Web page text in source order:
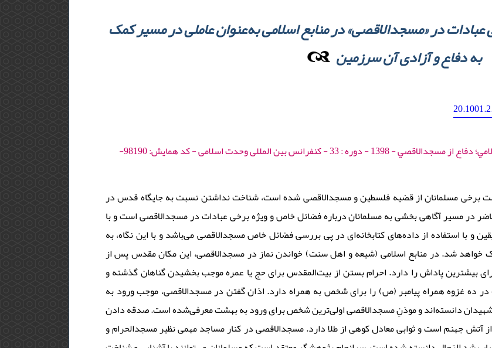
در «مسجدالاقصی» در منابع اسلامی به‌عنوان عاملی در مسیر کمک
به دفاع و آزادی آن سرزمین
كنفرانس بين‌المللي وحدت اسلامي؛ دفاع از مسجدالاقصي - 1398 - دوره : 33 - کنفرانس بین المللی وحدت اسلامی - کد همایش: 98190-
برخی مسلمانان از قضیه‌ فلسطین و مسجدالاقصی شده است، شناخت نداشتن نسبت به جایگاه قدس در
در مسیر آگاهی بخشی به مسلمانان درباره فضائل خاص و ویژه‌ برخی عبادات در مسجدالاقصی است و با
و با استفاده از داده‌های کتابخانه‌ای در پی بررسی فضائل خاص مسجدالاقصی می‌باشد و با این نگاه، به
خواهد شد. در منابع اسلامی (شیعه و اهل سنت) خواندن نماز در مسجدالاقصی، این مکان مقدس پس از
بیشترین پاداش را دارد. احرام بستن از بیت‌المقدس برای حج یا عمره موجب بخشیدن گناهان گذشته و
ده غزوه همراه پیامبر (ص) را برای شخص به همراه دارد. اذان گفتن در مسجدالاقصی، موجب ورود به
دانسته‌اند و موذنِ مسجدالاقصی اولی‌ترین شخص برای ورود به بهشت معرفی‌شده است. صدقه دادن
آتش جهنم است و ثوابی معادل کوهی از طلا دارد. مسجدالاقصی در کنار مساجد مهمی نظیر مسجدالحرام و